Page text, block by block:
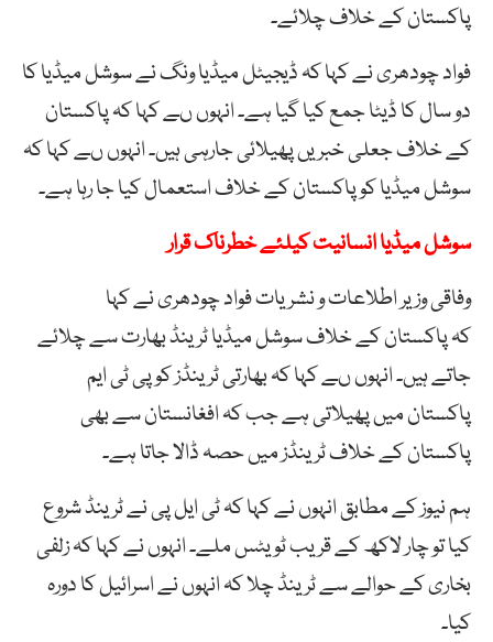
پاکستان کے خلاف چلائے۔
فواد چودھری نے کہا کہ ڈیجیٹل میڈیا ونگ نے سوشل میڈیا کا
دو سال کا ڈیٹا جمع کیا گیا ہے۔ انہوں ںے کہا کہ پاکستان
کے خلاف جعلی خبریں پھیلائی جارہی ہیں۔ انہوں ںے کہا کہ
سوشل میڈیا کو پاکستان کے خلاف استعمال کیا جا رہا ہے۔
سوشل میڈیا انسانیت کیلئے خطرناک قرار
وفاقی وزیر اطلاعات و نشریات فواد چودھری نے کہا
کہ پاکستان کے خلاف سوشل میڈیا ٹرینڈ بھارت سے چلائے
جاتے ہیں۔ انہوں ںے کہا کہ بھارتی ٹرینڈز کو پی ٹی ایم
پاکستان میں پھیلاتی ہے جب کہ افغانستان سے بھی
پاکستان کے خلاف ٹرینڈز میں حصہ ڈالا جاتا ہے۔
ہم نیوز کے مطابق انہوں نے کہا کہ ٹی ایل پی نے ٹرینڈ شروع
کیا تو چار لاکھ کے قریب ٹویٹس ملے۔ انہوں نے کہا کہ زلفی
بخاری کے حوالے سے ٹرینڈ چلا کہ انہوں نے اسرائیل کا دورہ
کیا۔